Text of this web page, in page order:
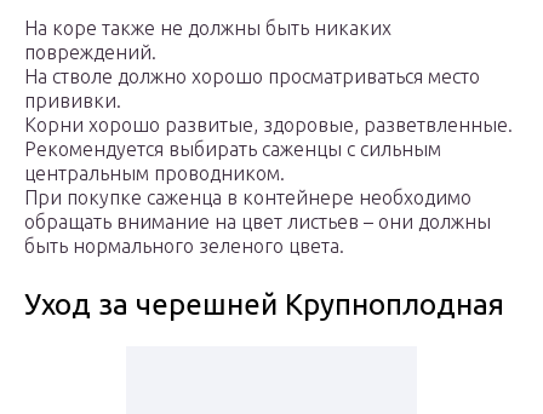
На коре также не должны быть никаких
повреждений.
На стволе должно хорошо просматриваться место
прививки.
Корни хорошо развитые, здоровые, разветвленные.
Рекомендуется выбирать саженцы с сильным
центральным проводником.
При покупке саженца в контейнере необходимо
обращать внимание на цвет листьев – они должны
быть нормального зеленого цвета.
Уход за черешней Крупноплодная